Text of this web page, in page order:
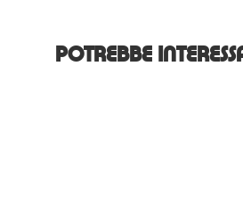
POTREBBE